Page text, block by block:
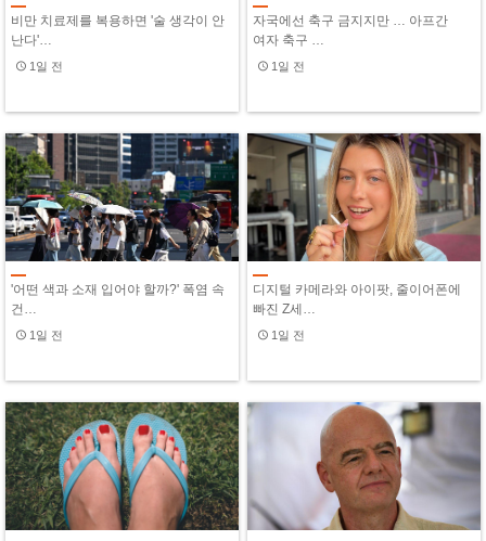
비만 치료제를 복용하면 '술 생각이 안
난다'…
1일 전
자국에선 축구 금지지만 … 아프간
여자 축구 …
1일 전
'어떤 색과 소재 입어야 할까?' 폭염 속
건…
1일 전
디지털 카메라와 아이팟, 줄이어폰에
빠진 Z세…
1일 전